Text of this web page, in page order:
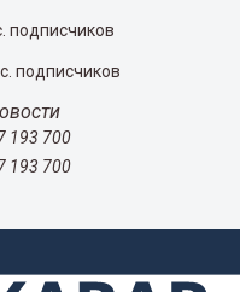
подписчиков
подписчиков
193 700
193 700